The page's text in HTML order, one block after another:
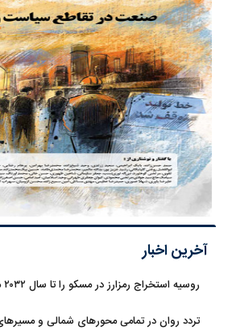
آخرین اخبار
روسیه استخراج رمزارز در مسکو را تا سال ۲۰۳۲ ممنوع کرد
تردد روان در تمامی محورهای شمالی و